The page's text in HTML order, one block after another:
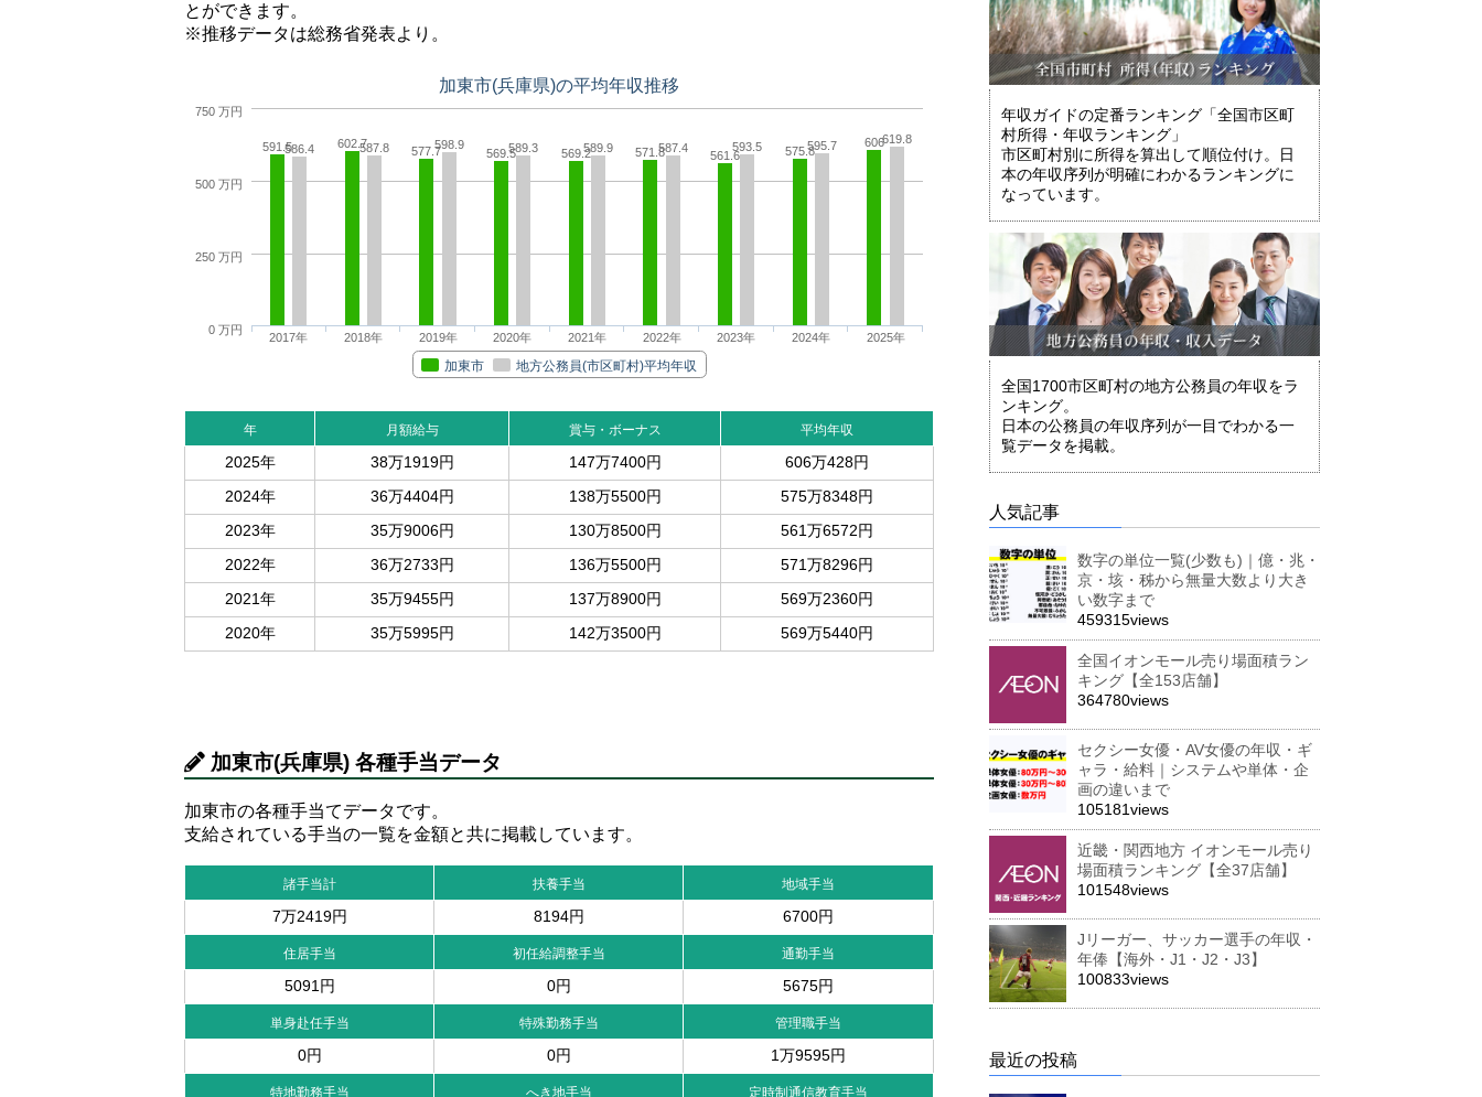
とができます。
※推移データは総務省発表より。
加東市(兵庫県)の平均年収推移
591.5 602.7
577.7 569.5 569.2 571.8 561.6 575.8
606
586.4 587.8 598.9 589.3 589.9 587.4 593.5 595.7 619.8
加東市 地方公務員(市区町村)平均年収
2017年 2018年 2019年 2020年 2021年 2022年 2023年 2024年 2025年
0 万円
250 万円
500 万円
750 万円
年 月額給与 賞与・ボーナス 平均年収
2025年 38万1919円 147万7400円
606万428円
2024年
36万4404円 138万5500円
575万8348円
2023年
35万9006円 130万8500円
561万6572円
2022年
36万2733円 136万5500円
571万8296円
2021年
35万9455円 137万8900円
569万2360円
2020年
35万5995円 142万3500円 569万5440円
加東市(兵庫県) 各種手当データ
加東市の各種手当てデータです。
支給されている手当の一覧を金額と共に掲載しています。
諸手当計 扶養手当 地域手当
7万2419円 8194円 6700円
住居手当 初任給調整手当 通勤手当
5091円 0円 5675円
単身赴任手当 特殊勤務手当 管理職手当
0円 0円 1万9595円
特地勤務手当 へき地手当 定時制通信教育手当
年収ガイドの定番ランキング「全国市区町
村所得・年収ランキング」
市区町村別に所得を算出して順位付け。日
本の年収序列が明確にわかるランキングに
なっています。
全国1700市区町村の地方公務員の年収をラ
ンキング。
日本の公務員の年収序列が一目でわかる一
覧データを掲載。
人気記事
数字の単位一覧(少数も)｜億・兆・
京・垓・秭から無量大数より大き
い数字まで
459315views
全国イオンモール売り場面積ラン
キング【全153店舗】
364780views
セクシー女優・AV女優の年収・ギ
ャラ・給料｜システムや単体・企
画の違いまで
105181views
近畿・関西地方 イオンモール売り
場面積ランキング【全37店舗】
101548views
Jリーガー、サッカー選手の年収・
年俸【海外・J1・J2・J3】
100833views
最近の投稿